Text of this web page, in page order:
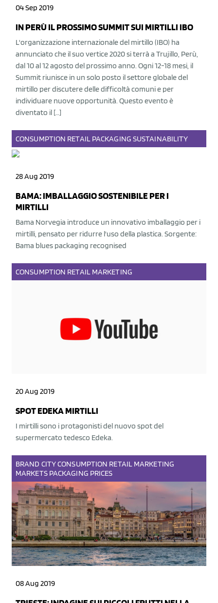
04 Sep 2019
IN PERÙ IL PROSSIMO SUMMIT SUI MIRTILLI IBO
L'organizzazione internazionale del mirtillo (IBO) ha
annunciato che il suo vertice 2020 si terrà a Trujillo, Perù,
dal 10 al 12 agosto del prossimo anno. Ogni 12-18 mesi, il
Summit riunisce in un solo posto il settore globale del
mirtillo per discutere delle difficoltà comuni e per
individuare nuove opportunità. Questo evento è
diventato il […]
CONSUMPTION RETAIL PACKAGING SUSTAINABILITY
28 Aug 2019
BAMA: IMBALLAGGIO SOSTENIBILE PER I
MIRTILLI
Bama Norvegia introduce un innovativo imballaggio per i
mirtilli, pensato per ridurre l'uso della plastica. Sorgente:
Bama blues packaging recognised
CONSUMPTION RETAIL MARKETING
20 Aug 2019
SPOT EDEKA MIRTILLI
I mirtilli sono i protagonisti del nuovo spot del
supermercato tedesco Edeka.
BRAND CITYCONSUMPTION RETAIL MARKETING
MARKETS PACKAGING PRICES
08 Aug 2019